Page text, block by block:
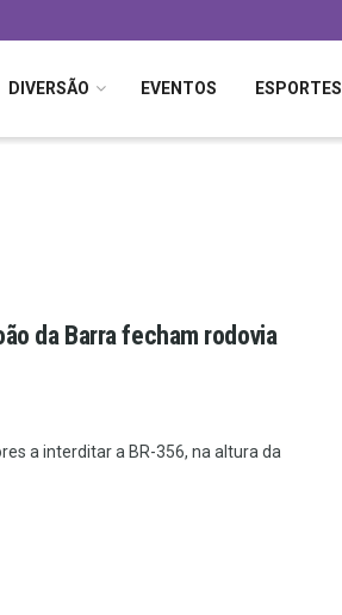
DIVERSÃO EVENTOS ESPORTES
da Barra fecham rodovia
a interditar a BR-356, na altura da